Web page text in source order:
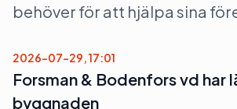
behöver för att hjälpa sina
2026-07-29, 17:01
Forsman & Bodenfors vd har
byggnaden